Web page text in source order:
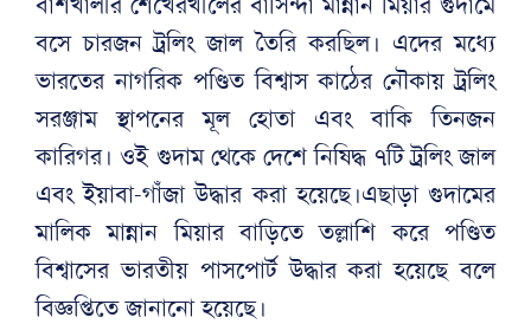
বসে চারজন ট্রলিং জাল তৈরি করছিল। এদের মধ্যে
ভারতের নাগরিক পণ্ডিত বিশ্বাস কাঠের নৌকায় ট্রলিং
সরঞ্জাম স্থাপনের মূল হোতা এবং বাকি তিনজন
কারিগর। ওই গুদাম থেকে দেশে নিষিদ্ধ ৭টি ট্রলিং জাল
এবং ইয়াবা-গাঁজা উদ্ধার করা হয়েছে।এছাড়া গুদামের
মালিক মান্নান মিয়ার বাড়িতে তল্লাশি করে পণ্ডিত
বিশ্বাসের ভারতীয় পাসপোর্ট উদ্ধার করা হয়েছে বলে
বিজ্ঞপ্তিতে জানানো হয়েছে।